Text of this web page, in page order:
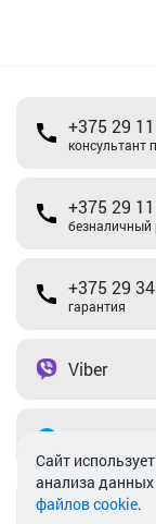
+375 29
консультант
+375 29
безналичный
+375 29
гарантия
Viber
Cайт
анализа данных
файлов cookie.